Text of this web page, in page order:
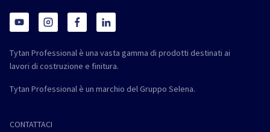
Tytan Professional è una vasta gamma di prodotti destinati ai
lavori di costruzione e finitura.
Tytan Professional è un marchio del Gruppo Selena.
CONTATTACI